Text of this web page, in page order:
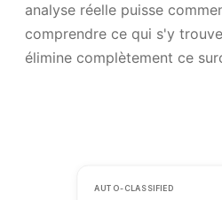
analyse réelle puisse
comprendre ce qui s'y
élimine complètement ce
AUTO-CLASSIFIED